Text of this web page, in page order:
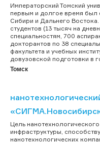
Императорский Томский
первым и долгое время был
Сибири и Дальнего Востока.
студентов (13 тысяч на
специальностям, 700
докторантов по 38
факультета и учебных
довузовской подготовки в
Томск
Цель
инфраструктуры,
нанотехнологических